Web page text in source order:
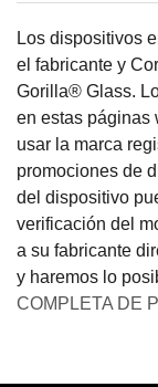
Los dispositivos
el fabricante y
Gorilla® Glass.
en estas páginas
usar la marca
promociones de
del dispositivo
verificación del
a su fabricante
y haremos lo
COMPLETA DE